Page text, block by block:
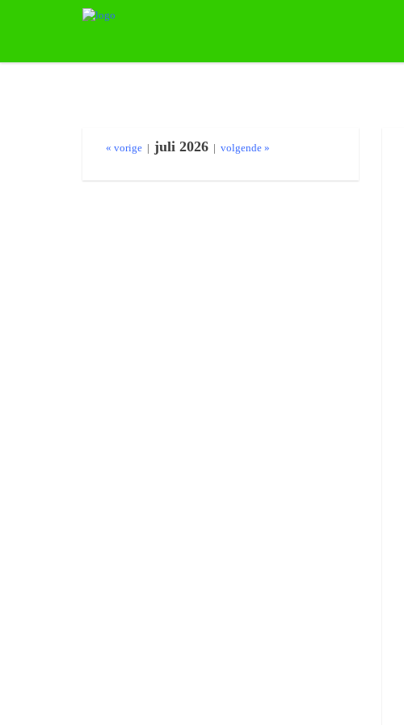
« vorige| juli 2026| volgende »